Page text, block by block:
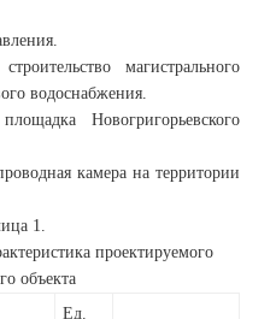
магистрального
водоснабжения.
Новогригорьевского
камера на территории
1.
проектируемого
объекта
Ед.